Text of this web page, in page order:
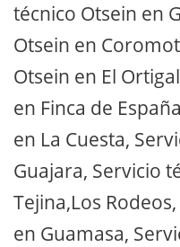
técnico Otsein en
Otsein en
Otsein en El
en Finca de
en La Cuesta,
Guajara, Servicio
Tejina,Los
en Guamasa,